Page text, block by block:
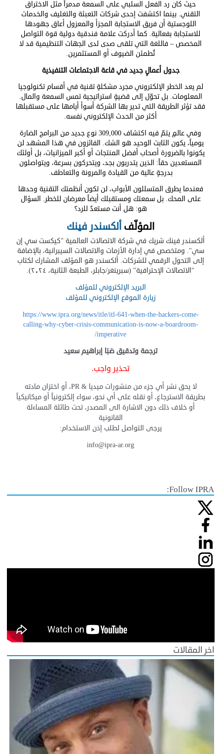
حيث كان رد الفعل السلبي على السمعة مدمراً مثل الاختراق
التقني. بينما اكتشفت إحدى شركات التعبئة والتغليف والخدمات
اللوجستية أن فريق الاستجابة المجزأ والمعزول أعاق جهودها
للاستجابة بفعالية. كما أدركت علامة فندقية دولية قوة التواصل
المخصص – فاللغة التي تلقى صدى لدى الجهات التنظيمية قد لا
تُطمئن الضيوف أو المستثمرين.
جدول أعمالٍ جديد في قاعة الاجتماعات التنفيذية
لم يعد الخطر الإلكتروني مجرد مشكلةٍ تقنية في أقسام تكنولوجيا
المعلومات. بل تحوّل إلى قضيةٍ استراتيجية تمس السمعة والمال.
فقد تؤثر الطريقة التي تدير بها الشركة أسوأ أيامها على مستقبلها
أكثر من الحدث الإلكتروني نفسه.
وفي عالمٍ يتمّ فيه اكتشاف 309,000 نوع جديد من البرامج الضارة
يومياً، يكون الثابت الوحيد هو الشك. الفائزون في هذا المشهد لن
يكونوا بالضرورة أصحاب أفضل المنتجات أو أكبر الميزانيات، بل أولئك
المستعدين حقاً: الذين يتدربون بجد، ويتحركون بسرعة، ويتواصلون
بدرجةٍ عالية من القيادة والمرونة والتعاطف.
فعندما يطرق المتسللون الأبواب، لن تكون أنظمتك التقنية وحدها
على المحك. بل سمعتك ومستقبلك أيضاً معرضان للخطر. السؤال
هو: هل أنت مستعدٌ للرد؟
المؤلّفألكسندر فينك
ألكسندر فينك شريك في شركة الاتصالات العالمية "كيكست سي إن
سي". ومتخصص في إدارة الأزمات والاتصالات السيبرانية، بالإضافة
إلى التحول الرقمي للشركات. ألكسندر هو المؤلف المشارك لكتاب
"الاتصالات الإحترافية" (سبرينغر/جابلر، الطبعة الثانية، ٢٠٢٤).
البريد الإلكتروني للمؤلف
زيارة الموقع الإلكتروني للمؤلف
https://www.ipra.org/news/itle/itl-641-when-the-hackers-come-
calling-why-cyber-crisis-communication-is-now-a-boardroom-
imperative/
ترجمة وتدقيق صَبَا إبراهيم سعيد
تحذير واجب.
لا يحق نشر أي جزء من منشورات ميديا & PR، أو اختزان مادته
بطريقة الاسترجاع، أو نقله على أي نحو، سواء إلكترونياً أو ميكانيكياً
أو خلاف ذلك دون الاشارة الى المصدر، تحت طائلة المساءلة
القانونية
يرجى التواصل لطلب إذن الاستخدام:
info@ipra-ar.org
Follow IPRA:
اخر المقالات